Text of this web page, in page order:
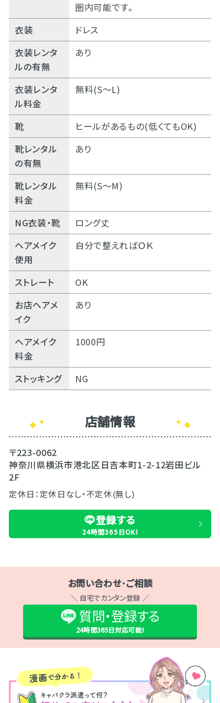
圏内可能です。
衣装
ドレス
衣装レンタ
ルの有無
あり
衣装レンタ
ル料金
無料(S～L)
靴
ヒールがあるもの(低くてもOK)
靴レンタル
の有無
あり
靴レンタル
料金
無料(S～M)
NG衣装・靴
ロング丈
ヘアメイク
使用
自分で整えればＯＫ
ストレート
OK
お店ヘアメ
イク
あり
ヘアメイク
料金
1000円
ストッキング NG
店舗情報
〒223-0062
神奈川県横浜市港北区日吉本町1-2-12岩田ビル
2F
定休日：定休日なし・不定休(無し)
登録する
24時間365日OK!
お問い合わせ･ご相談
＼ 自宅でカンタン登録 ／
質問・登録する
24時間365日対応可能!